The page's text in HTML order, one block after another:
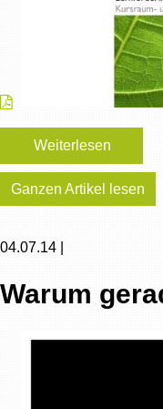
Weiterlesen
Ganzen Artikel lesen
04.07.14 |
Warum